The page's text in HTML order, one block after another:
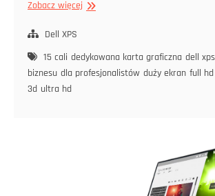
Zobacz więcej Dell
starszy
brat
Dell XPS
15 cali dedykowana karta graficzna dell
biznesu dla profesjonalistów duży ekran full hd
3d ultra hd